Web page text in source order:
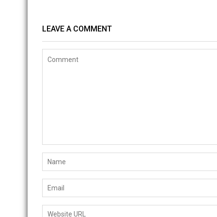
LEAVE A COMMENT